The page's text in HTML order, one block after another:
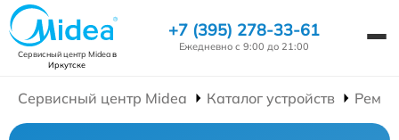
Сервисный центр Mideaв
Иркутске
+7 (395) 278-33-61
Ежедневно с 9:00 до 21:00
Сервисный центр Midea Каталог устройств